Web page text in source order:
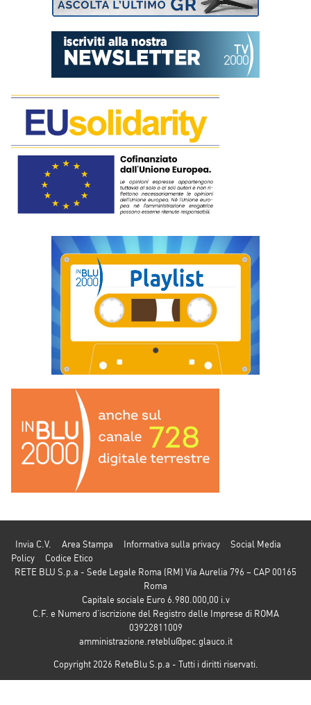
Invia C.V. Area Stampa Informativa sulla privacy
Social Media
Policy
Codice Etico
RETE BLU S.p.a - Sede Legale Roma (RM) Via Aurelia 796 – CAP 00165
Roma
Capitale sociale Euro 6.980.000,00 i.v
C.F. e Numero d’iscrizione del Registro delle Imprese di ROMA
03922811009
amministrazione.reteblu@pec.glauco.it
Copyright 2026 ReteBlu S.p.a - Tutti i diritti riservati.